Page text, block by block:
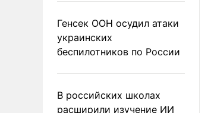
Генсек ООН осудил атаки
украинских
беспилотников по России
В российских школах
расширили изучение ИИ